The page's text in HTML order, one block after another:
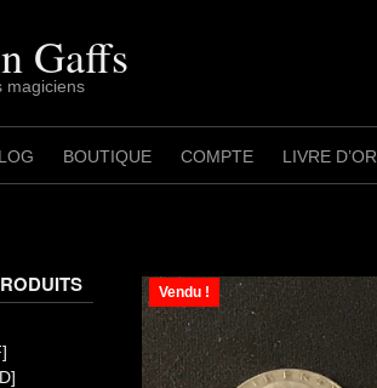
Gaffs
magiciens
BOUTIQUE COMPTE LIVRE D’OR
Vendu !